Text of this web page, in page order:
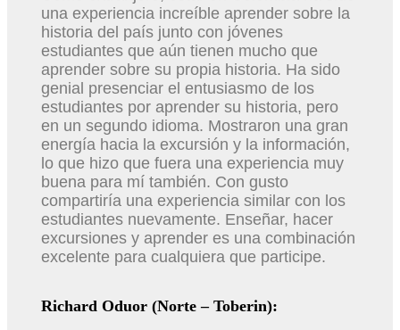
una experiencia increíble aprender sobre la
historia del país junto con jóvenes
estudiantes que aún tienen mucho que
aprender sobre su propia historia. Ha sido
genial presenciar el entusiasmo de los
estudiantes por aprender su historia, pero
en un segundo idioma. Mostraron una gran
energía hacia la excursión y la información,
lo que hizo que fuera una experiencia muy
buena para mí también. Con gusto
compartiría una experiencia similar con los
estudiantes nuevamente. Enseñar, hacer
excursiones y aprender es una combinación
excelente para cualquiera que participe.
Richard Oduor (Norte – Toberin):